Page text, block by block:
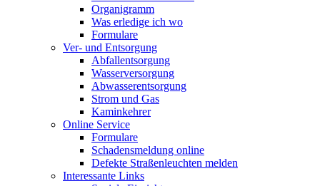
Organigramm
Was erledige ich wo
Formulare
Ver- und Entsorgung
Abfallentsorgung
Wasserversorgung
Abwasserentsorgung
Strom und Gas
Kaminkehrer
Online Service
Formulare
Schadensmeldung online
Defekte Straßenleuchten melden
Interessante Links